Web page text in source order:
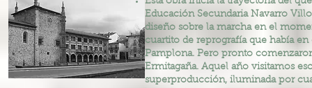
Educación Secundaria Navarro
diseño sobre la marcha en el
cuartito de reprografía que había
Pamplona. Pero pronto
Ermitagaña. Aquel año visitamos
superproducción, iluminada por